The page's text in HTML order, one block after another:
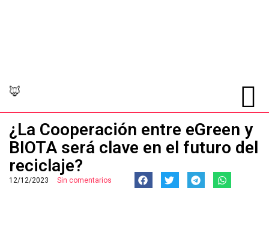
🦊
¿La Cooperación entre eGreen y
BIOTA será clave en el futuro del
reciclaje?
12/12/2023 Sin comentarios